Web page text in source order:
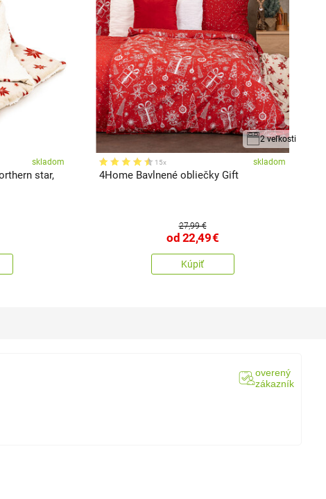
skladom
star,
2 veľkosti
15x skladom
4Home Bavlnené obliečky Gift
27,99 €
od 22,49€
Kúpiť
overený
zákazník